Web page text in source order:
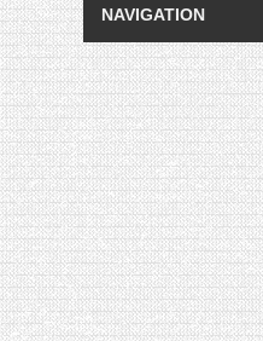
[VIDÉO] UNBOXING :
BIOTYFULL BOX DU
FEAT. AKILA
[VIDÉO] OBJECTIF
DES AUTRES, CE
AUTRES
[VIDÉO] UNBOXING :
BIOTYFULL BOX
MARS 2024 FEAT.
[VIDÉO] LA
#JANVIER2024
[VIDÉO]
RECETTES RISOTTO